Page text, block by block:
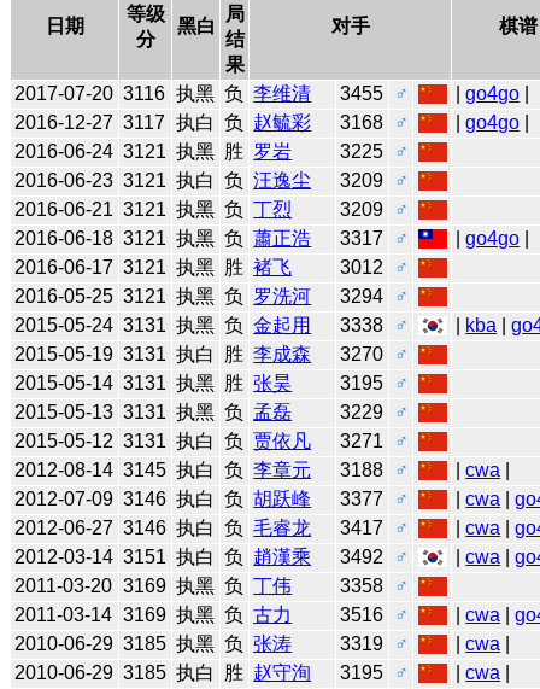
日期
等级
分
黑白
局
结
果
对手 棋谱
2017-07-20 3116 执黑 负 李维清 3455 ♂ |go4go
2016-12-27 3117 执白 负 赵毓彩 3168 ♂ |go4go
2016-06-24 3121 执黑 胜 罗岩 3225
♂
2016-06-23 3121 执白 负 汪逸尘 3209
♂
2016-06-21 3121 执黑 负 丁烈 3209
♂
2016-06-18 3121 执黑 负 蕭正浩 3317 ♂ |go4go
2016-06-17 3121 执黑 胜 褚飞 3012
♂
2016-05-25 3121 执黑 负 罗洗河 3294
♂
2015-05-24 3131 执黑 负 金起用 3338 ♂ kba |
2015-05-19 3131 执白 胜 李成森 3270
♂
2015-05-14 3131 执黑 胜 张昊 3195
♂
2015-05-13 3131 执黑 负 孟磊 3229
♂
2015-05-12 3131 执白 负 贾依凡 3271
♂
2012-08-14 3145 执白 负 李章元 3188 ♂ |cwa
2012-07-09 3146 执白 负 胡跃峰 3377 ♂ |cwa |
2012-06-27 3146 执白 负 毛睿龙 3417 ♂ |cwa |
2012-03-14 3151 执白 负 趙漢乘 3492 ♂ |cwa |
2011-03-20 3169 执黑 负 丁伟 3358
♂
2011-03-14 3169 执黑 负 古力 3516 ♂ |cwa |
2010-06-29 3185 执黑 负 张涛 3319 ♂ |cwa
2010-06-29 3185 执白 胜 赵守洵 3195 ♂ |cwa